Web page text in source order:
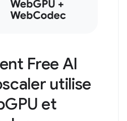
Free AI
utilise
et